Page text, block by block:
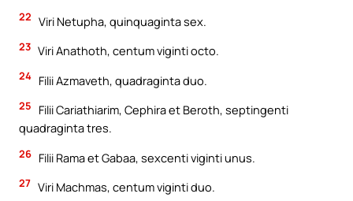
22 Viri Netupha, quinquaginta sex.
23 Viri Anathoth, centum viginti octo.
24 Filii Azmaveth, quadraginta duo.
25
Filii Cariathiarim, Cephira et Beroth, septingenti
quadraginta tres.
26 Filii Rama et Gabaa, sexcenti viginti unus.
27 Viri Machmas, centum viginti duo.